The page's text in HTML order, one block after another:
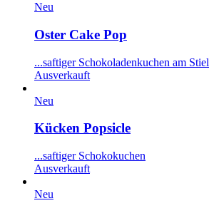
Neu
Oster Cake Pop
...saftiger Schokoladenkuchen am Stiel
Ausverkauft
Neu
Kücken Popsicle
...saftiger Schokokuchen
Ausverkauft
Neu